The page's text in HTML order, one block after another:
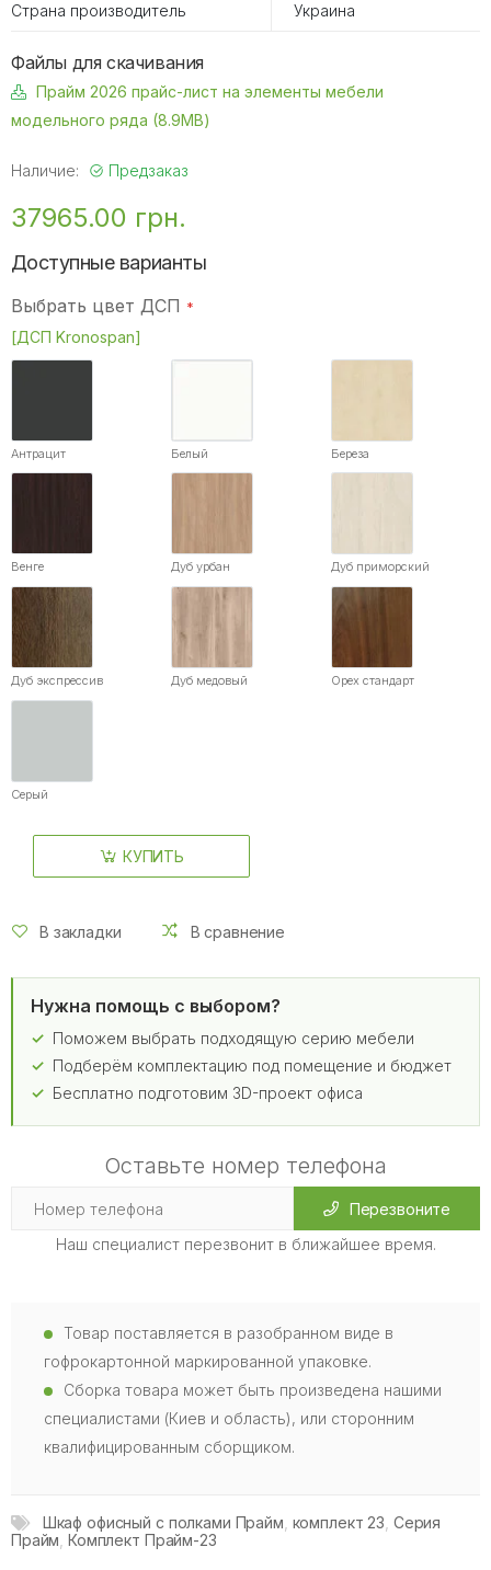
Страна производитель Украина
Файлы для скачивания
Прайм 2026 прайс-лист на элементы мебели
модельного ряда (8.9MB)
Наличие: Предзаказ
37965.00 грн.
Доступные варианты
Выбрать цвет ДСП
[ДСП Kronospan]
Антрацит Белый Береза
Венге Дуб урбан Дуб приморский
Дуб экспрессив Дуб медовый Орех стандарт
Серый
КУПИТЬ
В закладки В сравнение
Нужна помощь с выбором?
Поможем выбрать подходящую серию мебели
Подберём комплектацию под помещение и бюджет
Бесплатно подготовим 3D-проект офиса
Оставьте номер телефона
Перезвоните
Наш специалист перезвонит в ближайшее время.
Товар поставляется в разобранном виде в
гофрокартонной маркированной упаковке.
Сборка товара может быть произведена нашими
специалистами (Киев и область), или сторонним
квалифицированным сборщиком.
Шкаф офисный с полками Прайм комплект 23 Серия
Прайм ,Комплект Прайм-23